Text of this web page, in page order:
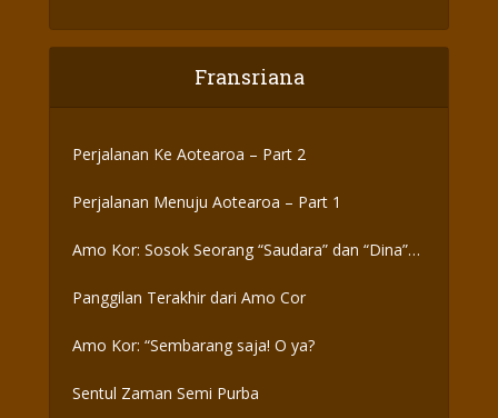
Fransriana
Perjalanan Ke Aotearoa – Part 2
Perjalanan Menuju Aotearoa – Part 1
Amo Kor: Sosok Seorang “Saudara” dan “Dina”
Panggilan Terakhir dari Amo Cor
Amo Kor: “Sembarang saja! O ya?
Sentul Zaman Semi Purba